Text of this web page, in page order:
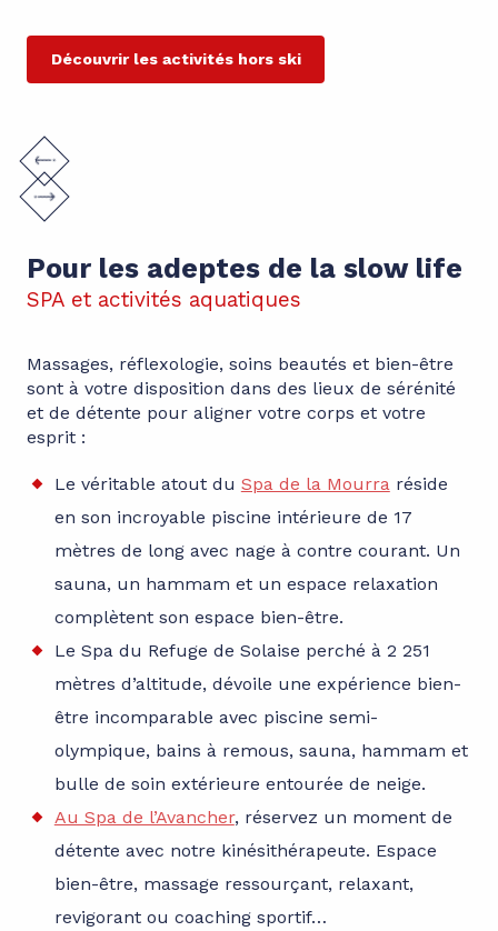
Découvrir les activités hors ski
Pour les adeptes de la slow life
SPA et activités aquatiques
Massages, réflexologie, soins beautés et bien-être
sont à votre disposition dans des lieux de sérénité
et de détente pour aligner votre corps et votre
esprit :
Le véritable atout du Spa de la Mourra réside
en son incroyable piscine intérieure de 17
mètres de long avec nage à contre courant. Un
sauna, un hammam et un espace relaxation
complètent son espace bien-être.
Le Spa du Refuge de Solaise perché à 2 251
mètres d’altitude, dévoile une expérience bien-
être incomparable avec piscine semi-
olympique, bains à remous, sauna, hammam et
bulle de soin extérieure entourée de neige.
Au Spa de l’Avancher, réservez un moment de
détente avec notre kinésithérapeute. Espace
bien-être, massage ressourçant, relaxant,
revigorant ou coaching sportif…